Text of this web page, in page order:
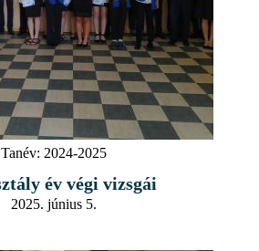
Tanév: 2024-2025
év végi vizsgái
2025. június 5.